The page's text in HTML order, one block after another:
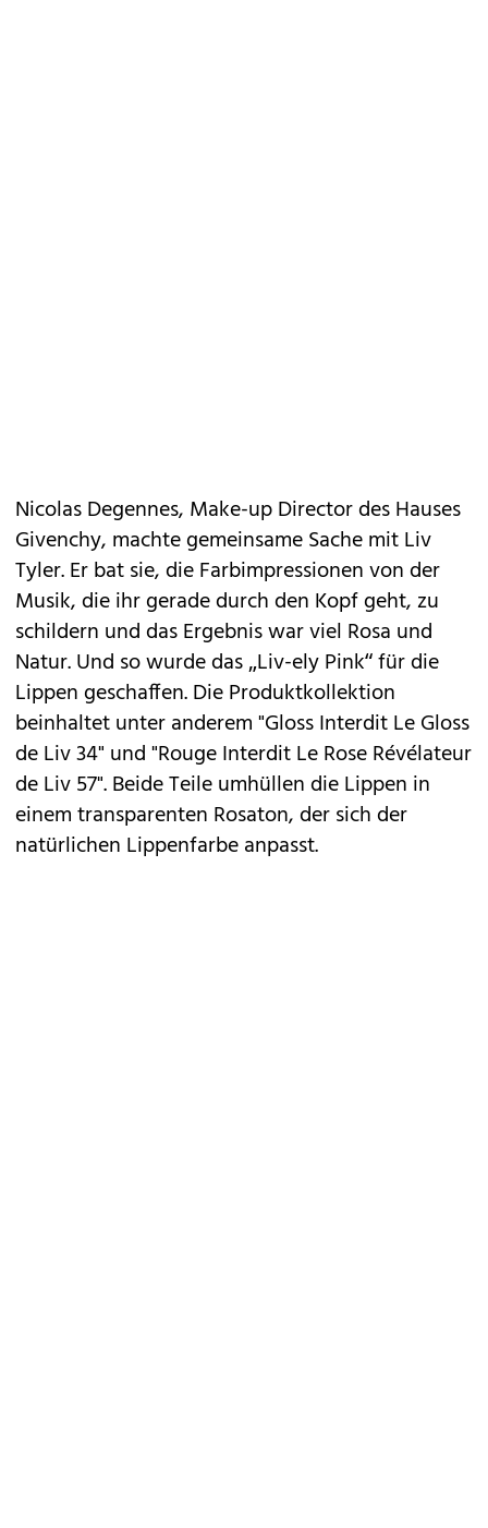
Nicolas Degennes, Make-up Director des Hauses
Givenchy, machte gemeinsame Sache mit Liv
Tyler. Er bat sie, die Farbimpressionen von der
Musik, die ihr gerade durch den Kopf geht, zu
schildern und das Ergebnis war viel Rosa und
Natur. Und so wurde das „Liv-ely Pink“ für die
Lippen geschaffen. Die Produktkollektion
beinhaltet unter anderem "Gloss Interdit Le Gloss
de Liv 34" und "Rouge Interdit Le Rose Révélateur
de Liv 57". Beide Teile umhüllen die Lippen in
einem transparenten Rosaton, der sich der
natürlichen Lippenfarbe anpasst.